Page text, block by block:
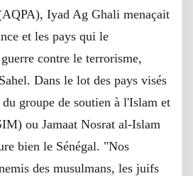
Iyad Ag Ghali menaçait
et les pays qui le
contre le terrorisme,
Dans le lot des pays visés
groupe de soutien à l'Islam et
ou Jamaat Nosrat al-Islam
bien le Sénégal. "Nos
des musulmans, les juifs